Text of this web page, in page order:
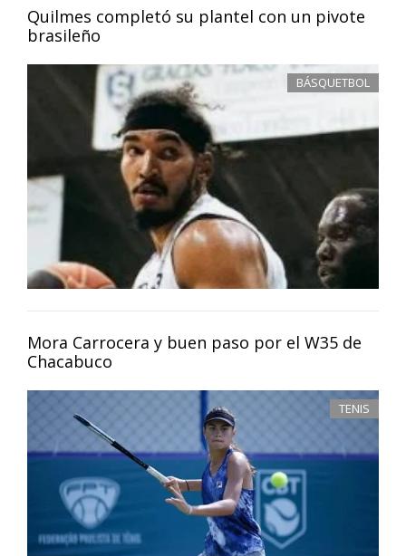
Quilmes completó su plantel con un pivote
brasileño
BÁSQUETBOL
Mora Carrocera y buen paso por el W35 de
Chacabuco
TENIS